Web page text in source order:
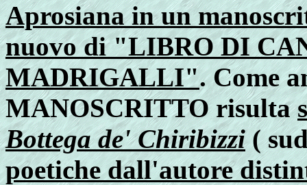
Aprosiana in un
nuovo di "LIBRO DI
MADRIGALLI". Come
MANOSCRITTO risulta
Bottega de' Chiribizzi(
poetiche dall'autore